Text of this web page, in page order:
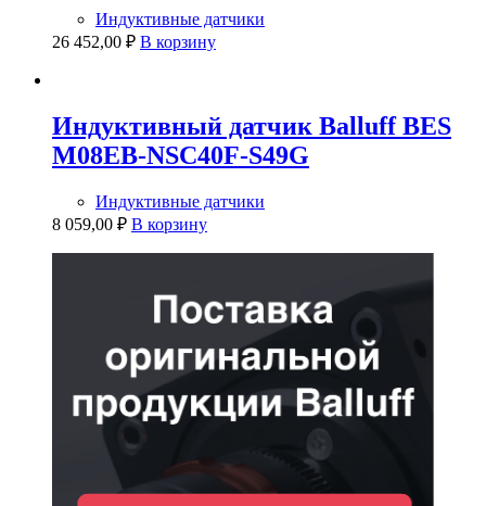
Индуктивные датчики
26 452,00 ₽ В корзину
Индуктивный датчик Balluff BES
M08EB-NSC40F-S49G
Индуктивные датчики
8 059,00 ₽ В корзину